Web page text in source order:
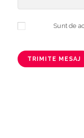
TRIMITE MESAJ